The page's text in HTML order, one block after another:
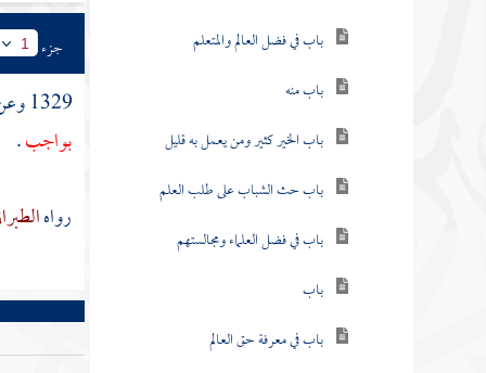
باب في فضل العالم والمتعلم
باب منه
باب الخير كثير ومن يعمل به قليل
باب حث الشباب على طلب العلم
باب في فضل العلماء ومجالستهم
باب
باب في معرفة حق العالم
جزء 1
1329 وعن
بواجب.
رواه